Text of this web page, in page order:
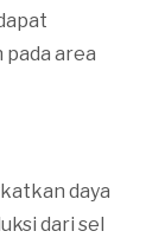
area
daya
dari sel